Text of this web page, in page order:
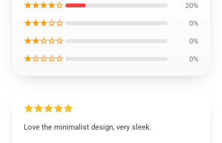
★★★★☆ 20%
★★★☆☆ 0%
★★☆☆☆ 0%
★☆☆☆☆ 0%
Love the minimalist design, very sleek.